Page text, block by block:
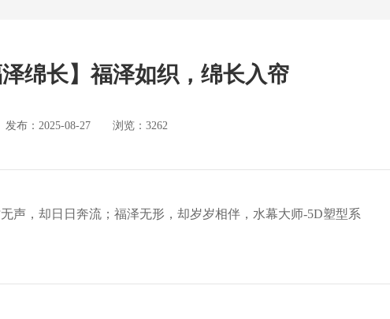
泽绵长】福泽如织，绵长入帘
布：2025-08-27 浏览：3262
声，却日日奔流；福泽无形，却岁岁相伴，水幕大师-5D塑型系